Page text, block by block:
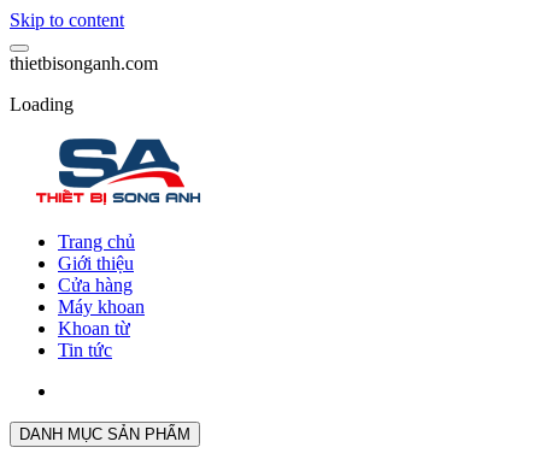
Skip to content
thietbisonganh.com
Loading
Trang chủ
Giới thiệu
Cửa hàng
Máy khoan
Khoan từ
Tin tức
DANH MỤC SẢN PHẨM